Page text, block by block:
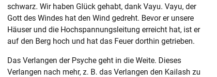
schwarz. Wir haben Glück gehabt, dank Vayu. Vayu, der
Gott des Windes hat den Wind gedreht. Bevor er unsere
Häuser und die Hochspannungsleitung erreicht hat, ist er
auf den Berg hoch und hat das Feuer dorthin getrieben.
Das Verlangen der Psyche geht in die Weite. Dieses
Verlangen nach mehr, z. B. das Verlangen den Kailash zu